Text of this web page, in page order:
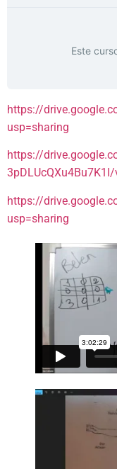
Este
https://
usp=sharing
https://
https://
usp=sharing